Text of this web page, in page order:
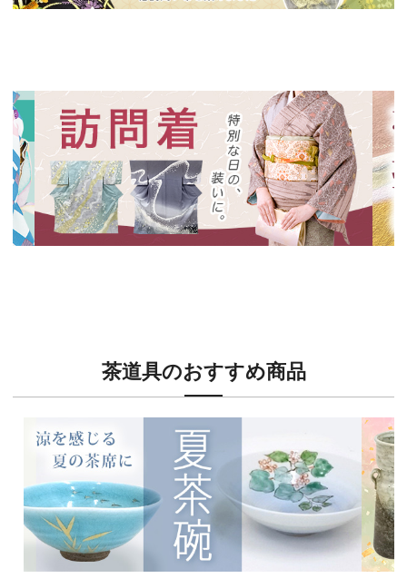
茶道具のおすすめ商品